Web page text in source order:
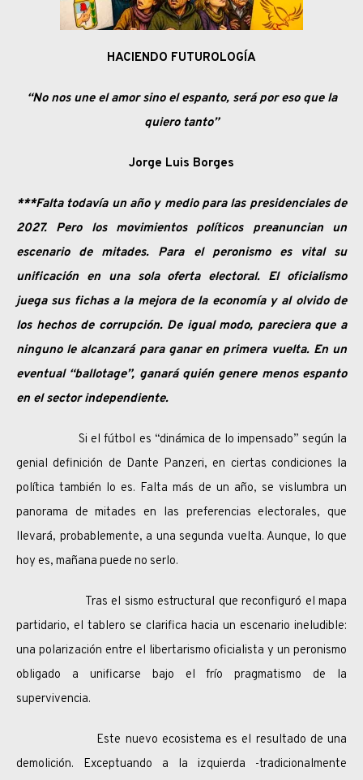
HACIENDO FUTUROLOGÍA
“No nos une el amor sino el espanto, será por eso que la
quiero tanto”
Jorge Luis Borges
***Falta todavía un año y medio para las presidenciales de
2027. Pero los movimientos políticos preanuncian un
escenario de mitades. Para el peronismo es vital su
unificación en una sola oferta electoral. El oficialismo
juega sus fichas a la mejora de la economía y al olvido de
los hechos de corrupción. De igual modo, pareciera que a
ninguno le alcanzará para ganar en primera vuelta. En un
eventual “ballotage”, ganará quién genere menos espanto
en el sector independiente.
Si el fútbol es “dinámica de lo impensado” según la
genial definición de Dante Panzeri, en ciertas condiciones la
política también lo es. Falta más de un año, se vislumbra un
panorama de mitades en las preferencias electorales, que
llevará, probablemente, a una segunda vuelta. Aunque, lo que
hoy es, mañana puede no serlo.
Tras el sismo estructural que reconfiguró el mapa
partidario, el tablero se clarifica hacia un escenario ineludible:
una polarización entre el libertarismo oficialista y un peronismo
obligado a unificarse bajo el frío pragmatismo de la
supervivencia.
Este nuevo ecosistema es el resultado de una
demolición. Exceptuando a la izquierda -tradicionalmente